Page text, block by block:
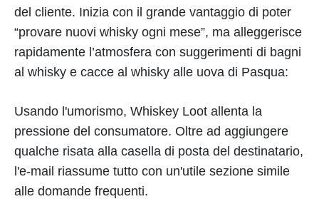
del cliente. Inizia con il grande vantaggio di poter
“provare nuovi whisky ogni mese”, ma alleggerisce
rapidamente l’atmosfera con suggerimenti di bagni
al whisky e cacce al whisky alle uova di Pasqua:
Usando l'umorismo, Whiskey Loot allenta la
pressione del consumatore. Oltre ad aggiungere
qualche risata alla casella di posta del destinatario,
l'e-mail riassume tutto con un'utile sezione simile
alle domande frequenti.